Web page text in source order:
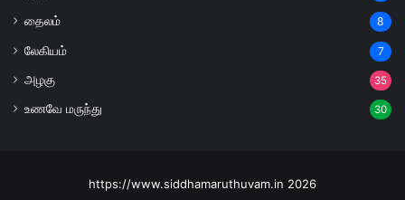
தைலம் 8
லேகியம் 7
அழகு 35
உணவே மருந்து 30
https://www.siddhamaruthuvam.in 2026